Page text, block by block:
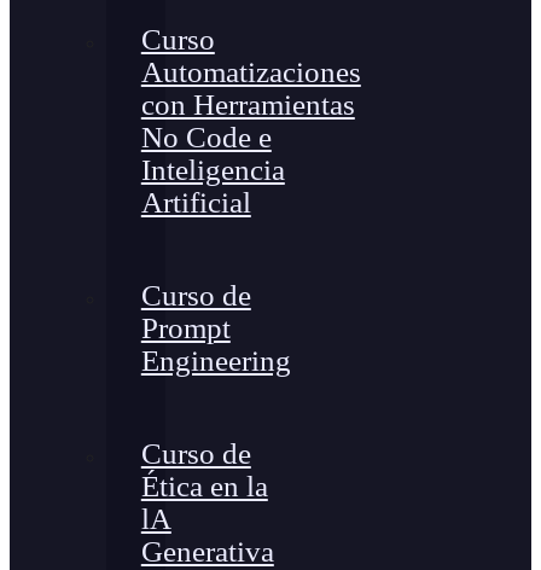
Curso
Automatizaciones
con Herramientas
No Code e
Inteligencia
Artificial
Curso de
Prompt
Engineering
Curso de
Ética en la
lA
Generativa